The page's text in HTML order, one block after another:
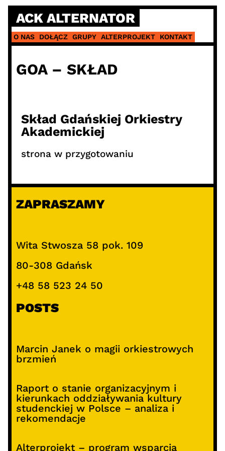
ACK ALTERNATOR
O NAS DOŁĄCZ GRUPY ALTERPROJEKT KONTAKT
GOA – SKŁAD
Skład Gdańskiej Orkiestry
Akademickiej
strona w przygotowaniu
ZAPRASZAMY
Wita Stwosza 58 pok. 109
80-308 Gdańsk
+48 58 523 24 50
POSTS
Marcin Janek o magii orkiestrowych
brzmień
Raport o stanie organizacyjnym i
kierunkach oddziaływania kultury
studenckiej w Polsce – analiza i
rekomendacje
Alterprojekt – program wsparcia